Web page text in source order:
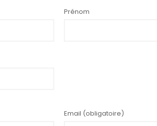
Prénom
Email (obligatoire)